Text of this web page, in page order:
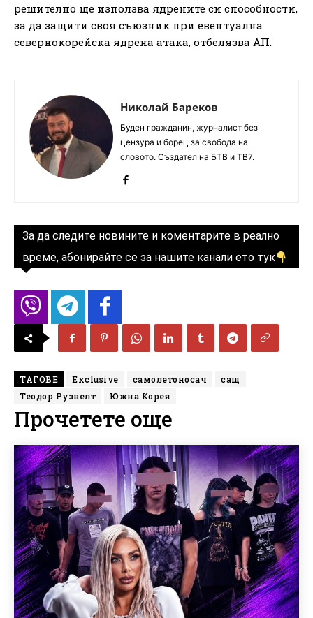
решително ще използва ядрените си способности,
за да защити своя съюзник при евентуална
севернокорейска ядрена атака, отбелязва АП.
Николай Бареков
Буден гражданин, журналист без
цензура и борец за свобода на
словото. Създател на БТВ и ТВ7.
За да следите новините и коментарите в реално
време, абонирайте се за нашите канали ето тук
ТАГОВЕ Exclusive самолетоносач
сащ
Теодор Рузвелт
Южна Корея
Прочетете още